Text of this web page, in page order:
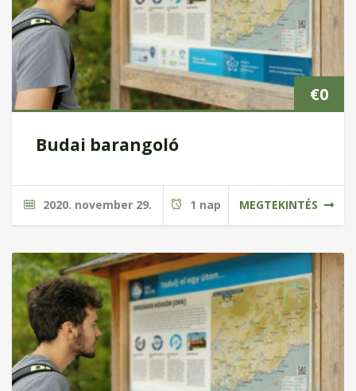
€0
Budai barangoló
2020. november 29. 1 nap MEGTEKINTÉS